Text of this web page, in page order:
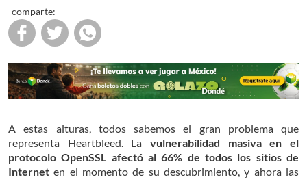
comparte:
A estas alturas, todos sabemos el gran problema que
representa Heartbleed. La vulnerabilidad masiva en el
protocolo OpenSSL afectó al 66% de todos los sitios de
Internet en el momento de su descubrimiento, y ahora las